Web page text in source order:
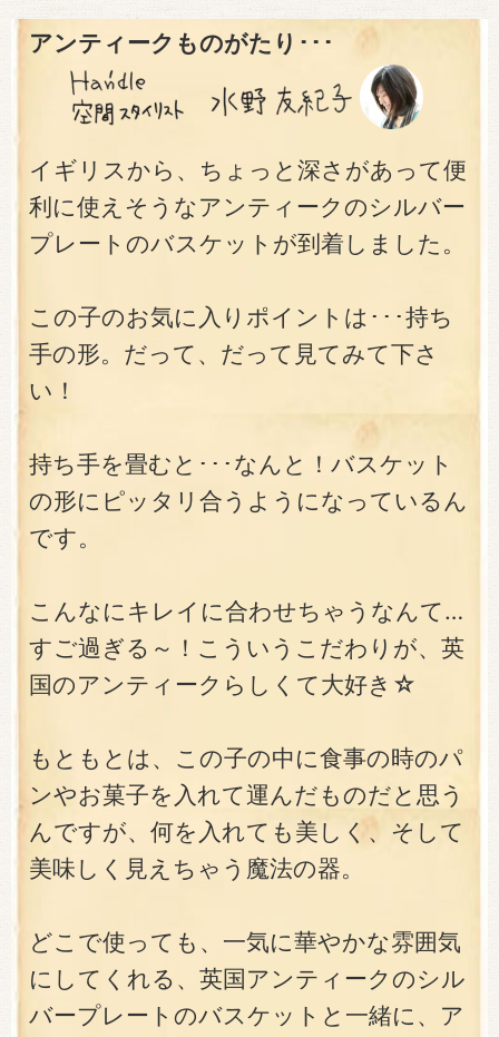
アンティークものがたり･･･
イギリスから、ちょっと深さがあって便
利に使えそうなアンティークのシルバー
プレートのバスケットが到着しました。
この子のお気に入りポイントは･･･持ち
手の形。だって、だって見てみて下さ
い！
持ち手を畳むと･･･なんと！バスケット
の形にピッタリ合うようになっているん
です。
こんなにキレイに合わせちゃうなんて…
すご過ぎる～！こういうこだわりが、英
国のアンティークらしくて大好き☆
もともとは、この子の中に食事の時のパ
ンやお菓子を入れて運んだものだと思う
んですが、何を入れても美しく、そして
美味しく見えちゃう魔法の器。
どこで使っても、一気に華やかな雰囲気
にしてくれる、英国アンティークのシル
バープレートのバスケットと一緒に、ア